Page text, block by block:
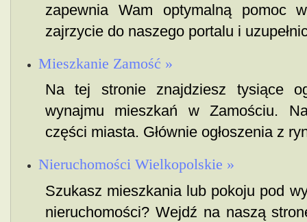
zapewnia Wam optymalną pomoc
zajrzycie do naszego portalu i
Mieszkanie Zamość »
Na tej stronie znajdziesz tysiące
wynajmu mieszkań w Zamościu.
części miasta. Głównie ogłoszenia z
Nieruchomości Wielkopolskie »
Szukasz mieszkania lub pokoju pod
nieruchomości? Wejdź na naszą